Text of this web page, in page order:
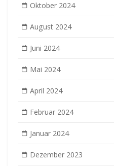
Oktober 2024
August 2024
Juni 2024
Mai 2024
April 2024
Februar 2024
Januar 2024
Dezember 2023